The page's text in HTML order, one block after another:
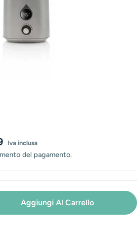
Iva inclusa
del pagamento.
Per Scalda Olio
La Quantità Per Scalda Olio
Aggiungi Al Carrello